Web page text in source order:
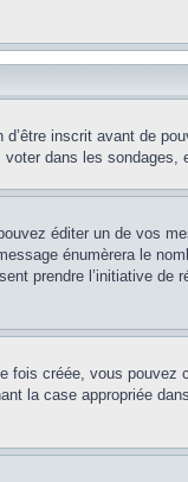
inscrit avant de
dans les sondages,
éditer un de vos
énumèrera le
prendre l’initiative
fois créée, vous pouvez
la case appropriée